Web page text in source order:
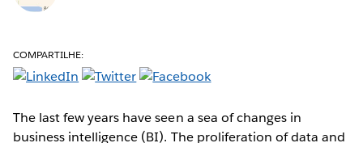
COMPARTILHE:
The last few years have seen a sea of changes in
business intelligence (BI). The proliferation of data and